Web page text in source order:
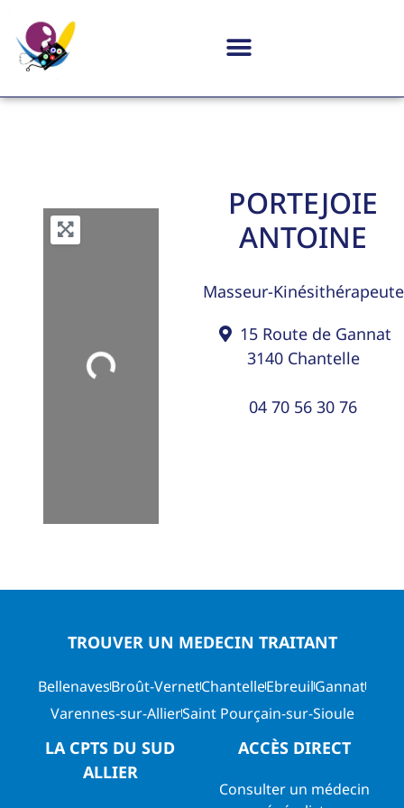
Loading...
PORTEJOIE
ANTOINE
Masseur-Kinésithérapeute
15 Route de Gannat
3140 Chantelle
04 70 56 30 76
TROUVER UN MEDECIN TRAITANT
BellenavesBroût-VernetChantelleEbreuilGannat
Varennes-sur-AllierSaint Pourçain-sur-Sioule
LA CPTS DU SUD
ALLIER
ACCÈS DIRECT
Consulter un médecin